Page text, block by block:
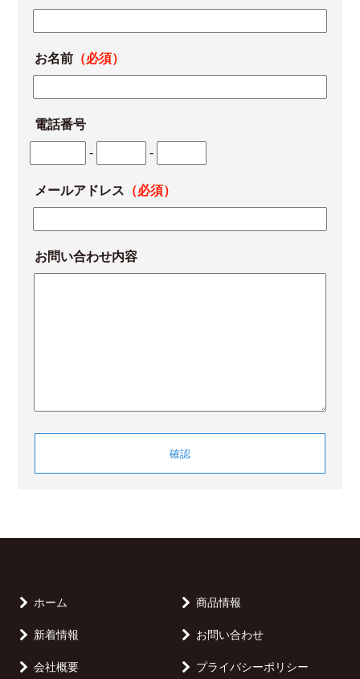
お名前（必須）
電話番号
- -
メールアドレス （必須）
お問い合わせ内容
ホーム
新着情報
会社概要
商品情報
お問い合わせ
プライバシーポリシー